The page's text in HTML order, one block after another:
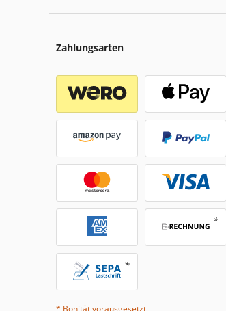
Zahlungsarten
* Bonität vorausgesetzt